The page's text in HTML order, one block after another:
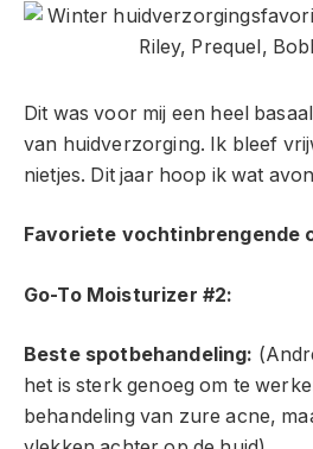
Dit was voor mij een heel
van huidverzorging. Ik bleef
nietjes. Dit jaar hoop ik wat
Favoriete vochtinbrengende
Go-To Moisturizer #2:
Beste spotbehandeling:
het is sterk genoeg om te
behandeling van zure acne,